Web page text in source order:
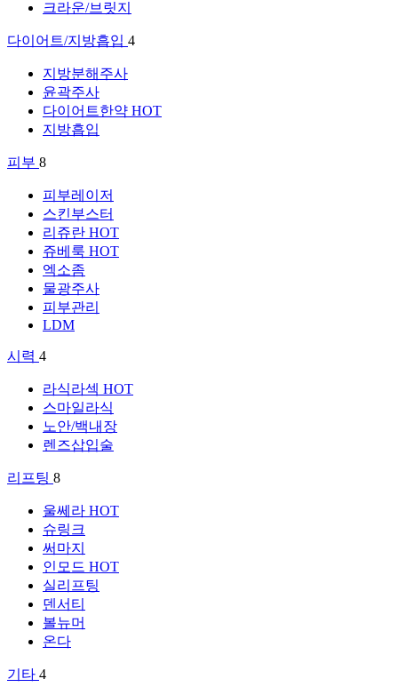
크라운/브릿지
다이어트/지방흡입 4
지방분해주사
윤곽주사
다이어트한약 HOT
지방흡입
피부 8
피부레이저
스킨부스터
리쥬란 HOT
쥬베룩 HOT
엑소좀
물광주사
피부관리
LDM
시력 4
라식라섹 HOT
스마일라식
노안/백내장
렌즈삽입술
리프팅 8
울쎄라 HOT
슈링크
써마지
인모드 HOT
실리프팅
덴서티
볼뉴머
온다
기타 4